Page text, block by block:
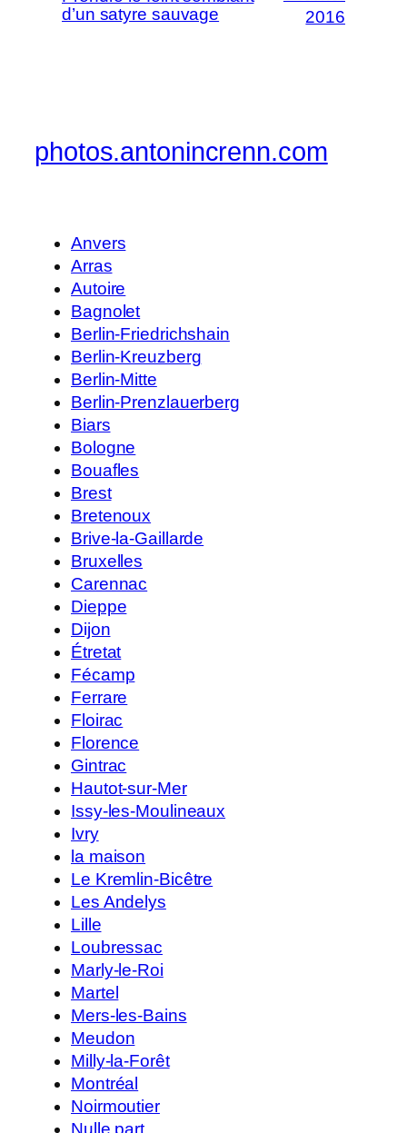
d’un satyre sauvage
2016
photos.antonincrenn.com
Anvers
Arras
Autoire
Bagnolet
Berlin-Friedrichshain
Berlin-Kreuzberg
Berlin-Mitte
Berlin-Prenzlauerberg
Biars
Bologne
Bouafles
Brest
Bretenoux
Brive-la-Gaillarde
Bruxelles
Carennac
Dieppe
Dijon
Étretat
Fécamp
Ferrare
Floirac
Florence
Gintrac
Hautot-sur-Mer
Issy-les-Moulineaux
Ivry
la maison
Le Kremlin-Bicêtre
Les Andelys
Lille
Loubressac
Marly-le-Roi
Martel
Mers-les-Bains
Meudon
Milly-la-Forêt
Montréal
Noirmoutier
Nulle part